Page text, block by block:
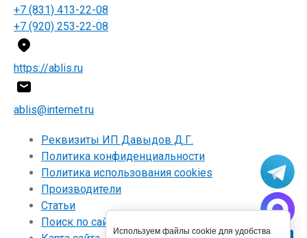
+7 (831) 413-22-08
+7 (920) 253-22-08
https://ablis.ru
ablis@internet.ru
Реквизиты ИП Давыдов Д.Г.
Политика конфиденциальности
Политика использования cookies
Производители
Статьи
Поиск по сайту
Используем файлы cookie для удобства